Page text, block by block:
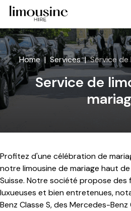
Home Services Service de
Service de
Profitez d'une célébration de
notre limousine de mariage haut
Suisse. Notre société propose des
luxueuses et bien entretenues,
Benz Classe S, des Mercedes-Benz